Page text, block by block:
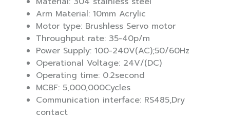
Arm Material: 10mm Acrylic
Motor type: Brushless Servo motor
Throughput rate: 35-40p/m
Power Supply: 100-240V(AC);50/60Hz
Operational Voltage: 24V/(DC)
Operating time: 0.2second
MCBF: 5,000,000Cycles
Communication interface: RS485,Dry
contact